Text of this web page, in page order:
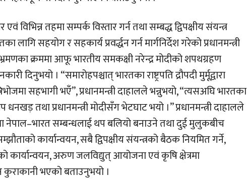
विभिन्न तहमा सम्पर्क विस्तार गर्न तथा सम्बद्ध द्विपक्षीय संयन्त्र
सहयोग र सहकार्य प्रवर्द्धन गर्न मार्गनिर्देश गरेको प्रधानमन्त्री
क्रममा आफू भारतीय समकक्षी नरेन्द्र मोदीको शपथग्रहण
दिनुभयो । “समारोहपश्चात् भारतका राष्ट्रपति द्रौपदी मुर्मूद्वारा
सहभागी भएँ”, प्रधानमन्त्री दाहालले भन्नुभयो, “त्यसअघि भारतका
धनखड़ तथा प्रधानमन्त्री मोदीसँग भेटघाट भयो ।” प्रधानमन्त्री दाहालले
नेपाल–भारत सम्बन्धलाई थप बलियो बनाउने तथा दुई मुलुकबीच
कार्यान्वयन, सबै द्विपक्षीय संयन्त्रको बैठक नियमित गर्ने,
कार्यान्वयन, अरुण जलविद्युत् आयोजना एवं कृषि क्षेत्रमा
भएको बताउनुभयो ।